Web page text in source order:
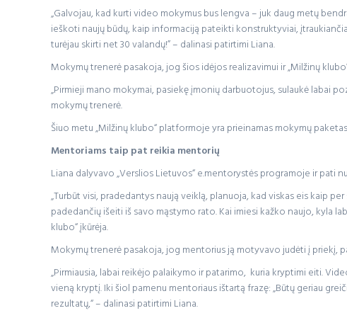
„Galvojau, kad kurti video mokymus bus lengva – juk daug metų
ieškoti naujų būdų, kaip informaciją pateikti konstruktyviai,
turėjau skirti net 30 valandų!” – dalinasi patirtimi Liana.
Mokymų trenerė pasakoja, jog šios idėjos realizavimui ir „Milžinų
„Pirmieji mano mokymai, pasiekę įmonių darbuotojus, sulaukė labai
mokymų trenerė.
Šiuo metu „Milžinų klubo“ platformoje yra prieinamas mokymų
Mentoriams taip pat reikia mentorių
Liana dalyvavo „Verslios Lietuvos“ e.mentorystės programoje ir pati
„Turbūt visi, pradedantys naują veiklą, planuoja, kad viskas eis kaip
padedančių išeiti iš savo mąstymo rato. Kai imiesi kažko naujo, kyla
klubo“ įkūrėja.
Mokymų trenerė pasakoja, jog mentorius ją motyvavo judėti į priekį,
„Pirmiausia, labai reikėjo palaikymo ir patarimo, kuria kryptimi eiti.
vieną kryptį. Iki šiol pamenu mentoriaus ištartą frazę: „Būtų geriau
rezultatų,“ – dalinasi patirtimi Liana.